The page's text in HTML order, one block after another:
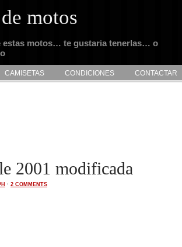
motos
estas motos… te gustaria tenerlas… o
CAMISETAS CONDICIONES CONTACTAR
2001 modificada
· 2 COMMENTS